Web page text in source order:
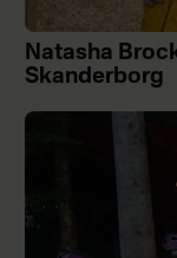
Natasha
Skanderborg